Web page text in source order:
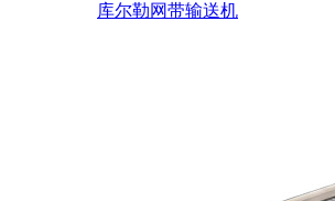
库尔勒网带输送机